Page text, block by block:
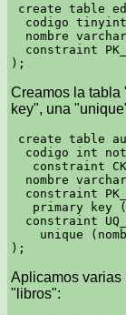
create table
codigo
nombre
constraint
Creamos la tabla
key", una
create table
codigo int
constraint
nombre
constraint
primary key
constraint
unique
Aplicamos varias
"libros":